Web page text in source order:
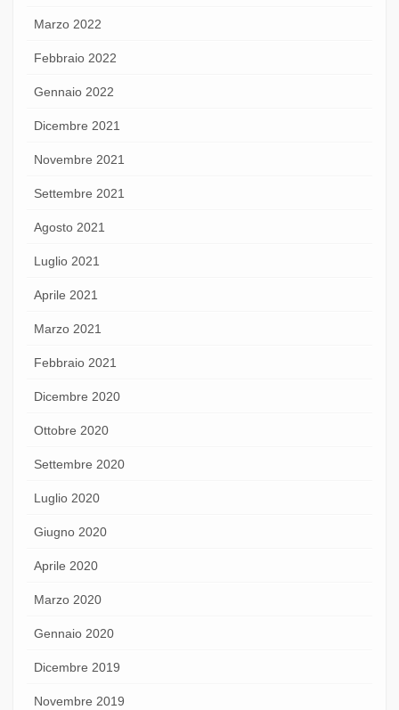
Marzo 2022
Febbraio 2022
Gennaio 2022
Dicembre 2021
Novembre 2021
Settembre 2021
Agosto 2021
Luglio 2021
Aprile 2021
Marzo 2021
Febbraio 2021
Dicembre 2020
Ottobre 2020
Settembre 2020
Luglio 2020
Giugno 2020
Aprile 2020
Marzo 2020
Gennaio 2020
Dicembre 2019
Novembre 2019